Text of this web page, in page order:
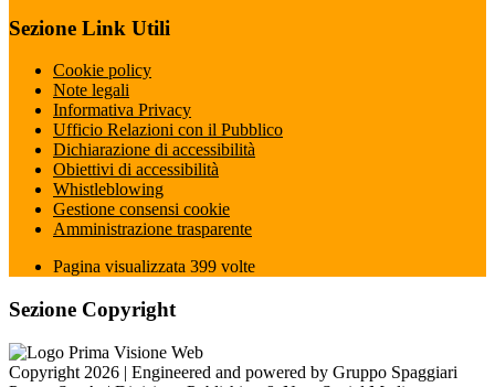
Sezione Link Utili
Cookie policy
Note legali
Informativa Privacy
Ufficio Relazioni con il Pubblico
Dichiarazione di accessibilità
Obiettivi di accessibilità
Whistleblowing
Gestione consensi cookie
Amministrazione trasparente
Pagina visualizzata 399 volte
Sezione Copyright
Copyright 2026 | Engineered and powered by Gruppo Spaggiari